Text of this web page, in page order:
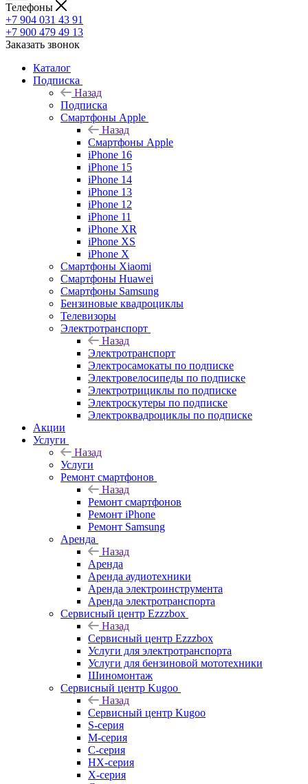
Телефоны
+7 904 031 43 91
+7 900 479 49 13
Заказать звонок
Каталог
Подписка
Назад
Подписка
Смартфоны Apple
Назад
Смартфоны Apple
iPhone 16
iPhone 15
iPhone 14
iPhone 13
iPhone 12
iPhone 11
iPhone XR
iPhone XS
iPhone X
Смартфоны Xiaomi
Смартфоны Huawei
Смартфоны Samsung
Бензиновые квадроциклы
Телевизоры
Электротранспорт
Назад
Электротранспорт
Электросамокаты по подписке
Электровелосипеды по подписке
Электротрициклы по подписке
Электроскутеры по подписке
Электроквадроциклы по подписке
Акции
Услуги
Назад
Услуги
Ремонт смартфонов
Назад
Ремонт смартфонов
Ремонт iPhone
Ремонт Samsung
Аренда
Назад
Аренда
Аренда аудиотехники
Аренда электроинструмента
Аренда электротранспорта
Сервисный центр Ezzzbox
Назад
Сервисный центр Ezzzbox
Услуги для электротранспорта
Услуги для бензиновой мототехники
Шиномонтаж
Сервисный центр Kugoo
Назад
Сервисный центр Kugoo
S-cерия
M-серия
С-серия
HX-серия
X-серия